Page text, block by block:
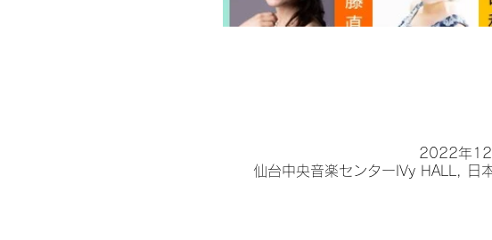
2022年
仙台中央音楽センターIVy HALL,